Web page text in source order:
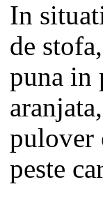
In
de
puna in
pulover
peste